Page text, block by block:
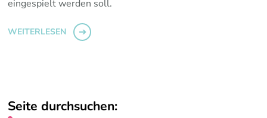
eingespielt werden soll.
WEITERLESEN
Seite durchsuchen: